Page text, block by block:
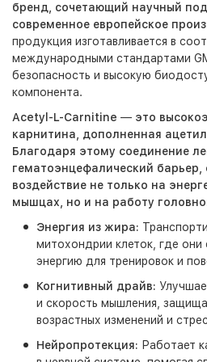
бренд, сочетающий научный
современное европейское
продукция изготавливается в
международными стандартами
безопасность и высокую
компонента.
Acetyl-L-Carnitine — это
карнитина, дополненная
Благодаря этому соединение
гематоэнцефалический
воздействие не только на
мышцах, но и на работу
Энергия из жира:
митохондрии клеток, где
энергию для тренировок и
Когнитивный драйв:
и скорость мышления,
возрастных изменений и
Нейропротекция: Работает